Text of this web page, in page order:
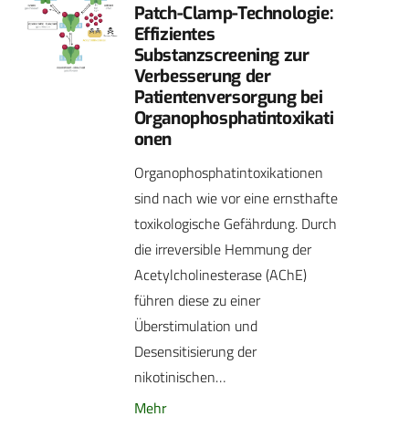
Patch-Clamp-Technologie:
Effizientes
Substanzscreening zur
Verbesserung der
Patientenversorgung bei
Organophosphatintoxikati
onen
Organophosphatintoxikationen
sind nach wie vor eine ernsthafte
toxikologische Gefährdung. Durch
die irreversible Hemmung der
Acetylcholinesterase (AChE)
führen diese zu einer
Überstimulation und
Desensitisierung der
nikotinischen…
Mehr